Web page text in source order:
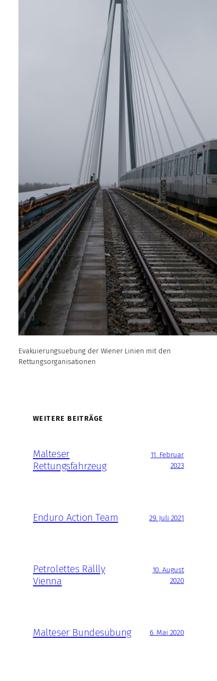
Evakuierungsuebung der Wiener Linien mit den
Rettungsorganisationen
WEITERE BEITRÄGE
Malteser
Rettungsfahrzeug
11. Februar
2023
Enduro Action Team 29. Juli 2021
Petrolettes Rällly
Vienna
10. August
2020
Malteser Bundesübung 6. Mai 2020